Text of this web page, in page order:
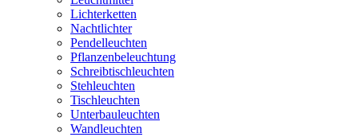
Lichterketten
Nachtlichter
Pendelleuchten
Pflanzenbeleuchtung
Schreibtischleuchten
Stehleuchten
Tischleuchten
Unterbauleuchten
Wandleuchten